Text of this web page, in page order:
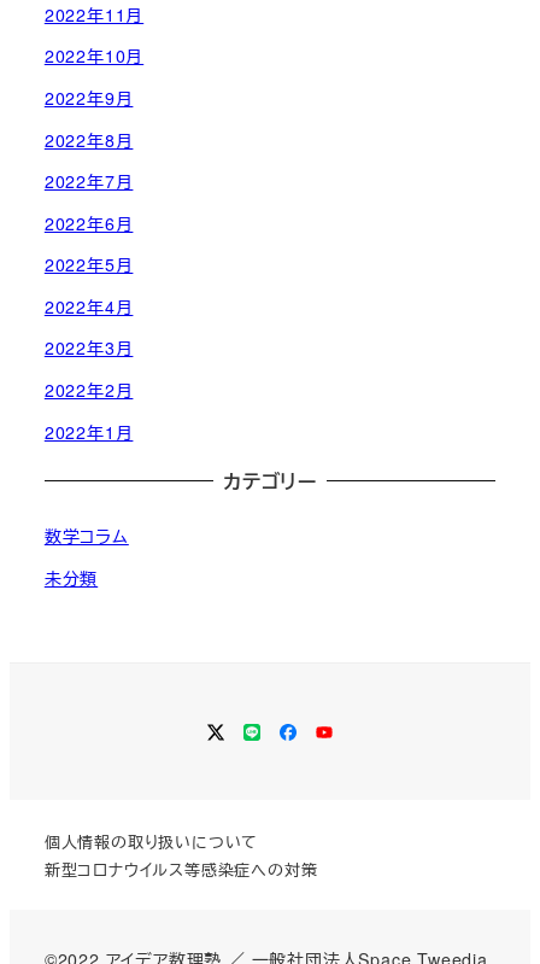
2022年11月
2022年10月
2022年9月
2022年8月
2022年7月
2022年6月
2022年5月
2022年4月
2022年3月
2022年2月
2022年1月
カテゴリー
数学コラム
未分類
Twitter
LINEFacebook
YouTube
個人情報の取り扱いについて
新型コロナウイルス等感染症への対策
©2022 アイデア数理塾 ／ 一般社団法人Space Tweedia